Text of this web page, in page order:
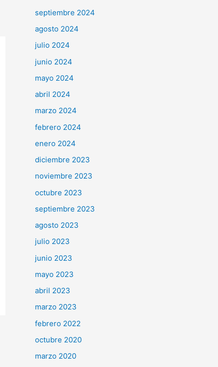
septiembre 2024
agosto 2024
julio 2024
junio 2024
mayo 2024
abril 2024
marzo 2024
febrero 2024
enero 2024
diciembre 2023
noviembre 2023
octubre 2023
septiembre 2023
agosto 2023
julio 2023
junio 2023
mayo 2023
abril 2023
marzo 2023
febrero 2022
octubre 2020
marzo 2020